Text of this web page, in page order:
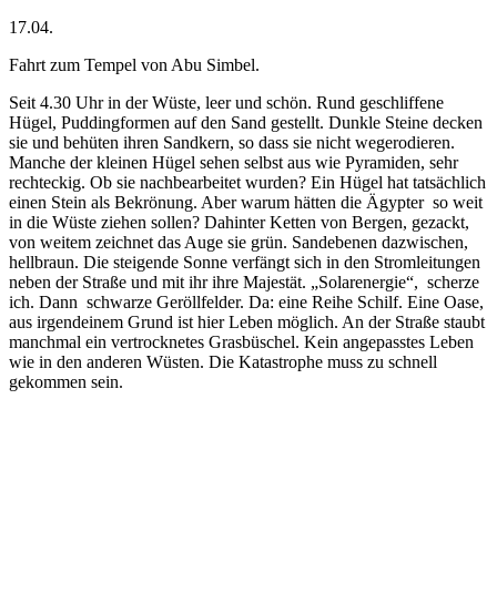
17.04.
Fahrt zum Tempel von Abu Simbel.
Seit 4.30 Uhr in der Wüste, leer und schön. Rund geschliffene
Hügel, Puddingformen auf den Sand gestellt. Dunkle Steine decken
sie und behüten ihren Sandkern, so dass sie nicht wegerodieren.
Manche der kleinen Hügel sehen selbst aus wie Pyramiden, sehr
rechteckig. Ob sie nachbearbeitet wurden? Ein Hügel hat tatsächlich
einen Stein als Bekrönung. Aber warum hätten die Ägypter so weit
in die Wüste ziehen sollen? Dahinter Ketten von Bergen, gezackt,
von weitem zeichnet das Auge sie grün. Sandebenen dazwischen,
hellbraun. Die steigende Sonne verfängt sich in den Stromleitungen
neben der Straße und mit ihr ihre Majestät. „Solarenergie“, scherze
ich. Dann schwarze Geröllfelder. Da: eine Reihe Schilf. Eine Oase,
aus irgendeinem Grund ist hier Leben möglich. An der Straße staubt
manchmal ein vertrocknetes Grasbüschel. Kein angepasstes Leben
wie in den anderen Wüsten. Die Katastrophe muss zu schnell
gekommen sein.